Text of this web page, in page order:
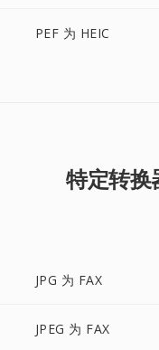
PEF 为 HEIC
特定转换
JPG 为 FAX
JPEG 为 FAX